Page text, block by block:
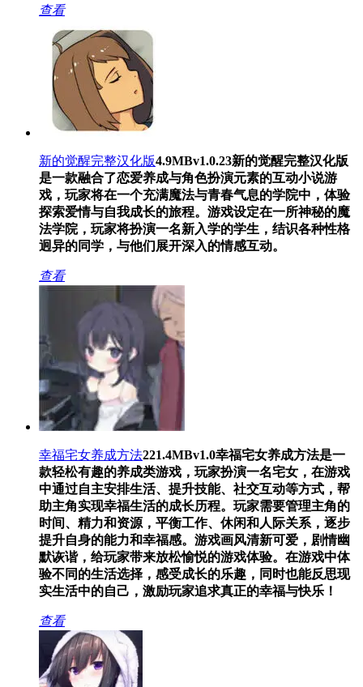
查看
新的觉醒完整汉化版4.9MBv1.0.23新的觉醒完整汉化版
是一款融合了恋爱养成与角色扮演元素的互动小说游
戏，玩家将在一个充满魔法与青春气息的学院中，体验
探索爱情与自我成长的旅程。游戏设定在一所神秘的魔
法学院，玩家将扮演一名新入学的学生，结识各种性格
迥异的同学，与他们展开深入的情感互动。
查看
幸福宅女养成方法221.4MBv1.0幸福宅女养成方法是一
款轻松有趣的养成类游戏，玩家扮演一名宅女，在游戏
中通过自主安排生活、提升技能、社交互动等方式，帮
助主角实现幸福生活的成长历程。玩家需要管理主角的
时间、精力和资源，平衡工作、休闲和人际关系，逐步
提升自身的能力和幸福感。游戏画风清新可爱，剧情幽
默诙谐，给玩家带来放松愉悦的游戏体验。在游戏中体
验不同的生活选择，感受成长的乐趣，同时也能反思现
实生活中的自己，激励玩家追求真正的幸福与快乐！
查看